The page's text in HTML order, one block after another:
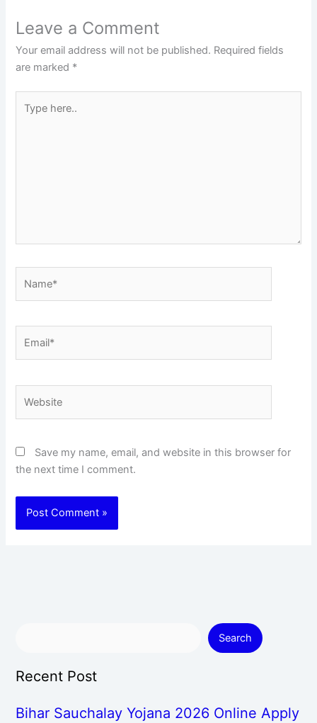
Leave a Comment
Your email address will not be published. Required fields
are marked *
here..
Save my name, email, and website in this browser for
the next time I comment.
Search
Recent Post
Bihar Sauchalay Yojana 2026 Online Apply